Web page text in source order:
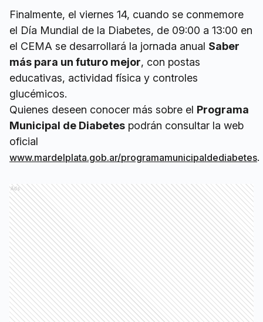
Finalmente, el viernes 14, cuando se conmemore
el Día Mundial de la Diabetes, de 09:00 a 13:00 en
el CEMA se desarrollará la jornada anual Saber
más para un futuro mejor, con postas
educativas, actividad física y controles
glucémicos.
Quienes deseen conocer más sobre el Programa
Municipal de Diabetes podrán consultar la web
oficial
www.mardelplata.gob.ar/programamunicipaldediabetes.
Ads